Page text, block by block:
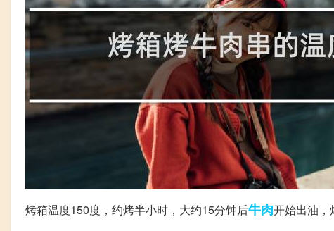
烤箱温度150度，约烤半小时，大约15分钟后牛肉开始出油，